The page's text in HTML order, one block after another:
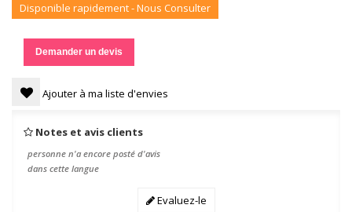
Disponible rapidement - Nous Consulter
Demander un devis
Ajouter à ma liste d'envies
Notes et avis clients
personne n'a encore posté d'avis
dans cette langue
Evaluez-le